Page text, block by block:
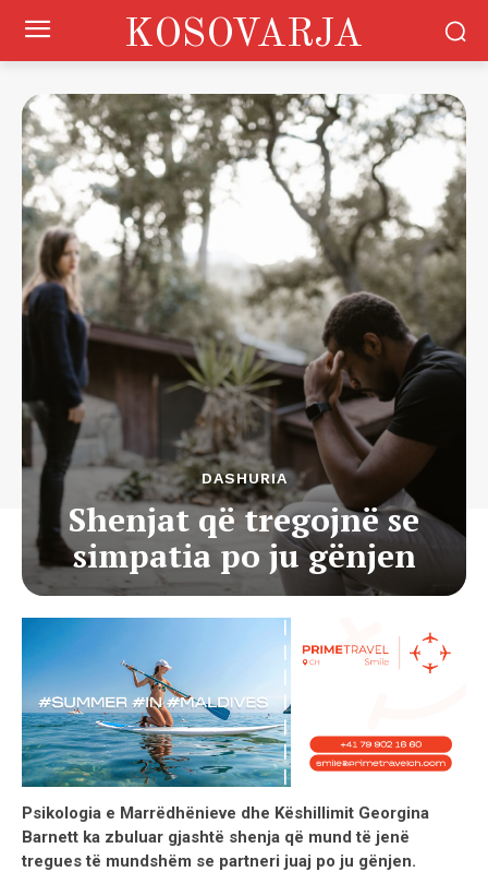
KOSOVARJA
DASHURIA
Shenjat që tregojnë se
simpatia po ju gënjen
Psikologia e Marrëdhënieve dhe Këshillimit Georgina
Barnett ka zbuluar gjashtë shenja që mund të jenë
tregues të mundshëm se partneri juaj po ju gënjen.